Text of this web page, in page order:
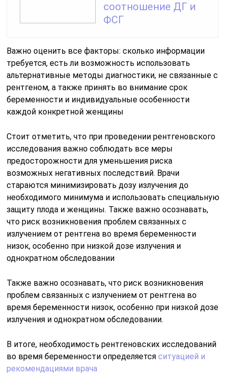
соотношение ДГ и
ФСГ
Важно оценить все факторы: сколько информации
требуется, есть ли возможность использовать
альтернативные методы диагностики, не связанные с
рентгеном, а также принять во внимание срок
беременности и индивидуальные особенности
каждой конкретной женщины
Стоит отметить, что при проведении рентгеновского
исследования важно соблюдать все меры
предосторожности для уменьшения риска
возможных негативных последствий. Врачи
стараются минимизировать дозу излучения до
необходимого минимума и использовать специальную
защиту плода и женщины. Также важно осознавать,
что риск возникновения проблем связанных с
излучением от рентгена во время беременности
низок, особенно при низкой дозе излучения и
однократном обследовании
Также важно осознавать, что риск возникновения
проблем связанных с излучением от рентгена во
время беременности низок, особенно при низкой дозе
излучения и однократном обследовании.
В итоге, необходимость рентгеновских исследований
во время беременности определяетсяситуацией и
рекомендациями врача